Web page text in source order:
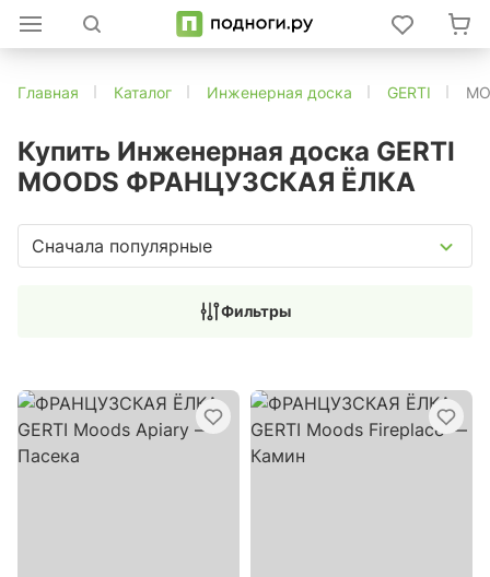
Главная Каталог Инженерная доска GERTI
Купить Инженерная доска GERTI
MOODS ФРАНЦУЗСКАЯ ЁЛКА
Сначала популярные
Фильтры